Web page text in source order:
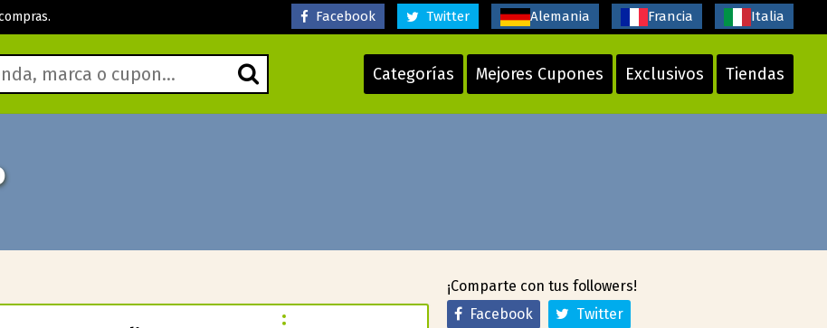
Categorías Mejores Cupones Exclusivos Tiendas
Facebook Twitter Alemania Francia Italia
¡Comparte con tus followers!
Facebook
Twitter